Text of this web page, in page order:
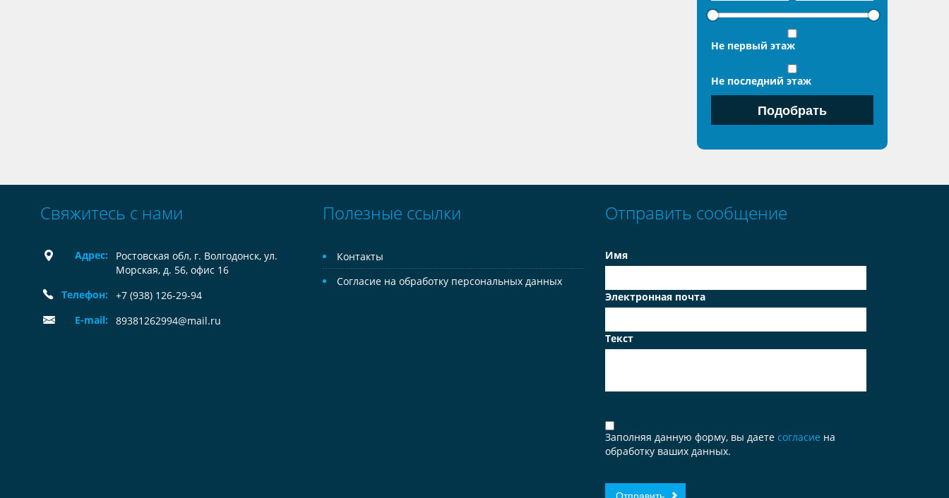
Не первый этаж
Не последний этаж
Свяжитесь с нами
Адрес:
Ростовская обл, г. Волгодонск, ул.
Морская, д. 56, офис 16
Телефон:
+7 (938) 126-29-94
E-mail:
89381262994@mail.ru
Полезные ссылки
Контакты
Согласие на обработку персональных данных
Отправить сообщение
Имя
Электронная почта
Текст
Заполняя данную форму, вы даете согласие на
обработку ваших данных.